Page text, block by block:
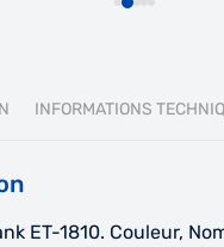
INFORMATIONS
ET-1810. Couleur,